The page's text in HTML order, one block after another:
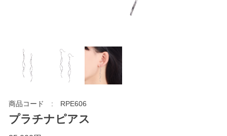
商品コード RPE606
プラチナピアス